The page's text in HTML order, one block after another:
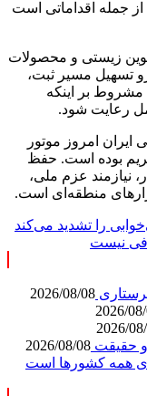
جمله اقداماتی است
نوین زیستی و محصولات
تسهیل مسیر ثبت،
مشروط بر اینکه
رعایت شود.
امروز موتور
بوده است. حفظ
نیازمند عزم ملی،
منطقه‌ای است.
را تشدید می‌کند
نیست
2026/08/08
2026/
2026/
و حقیقت 2026/08/08
همه کشورها است